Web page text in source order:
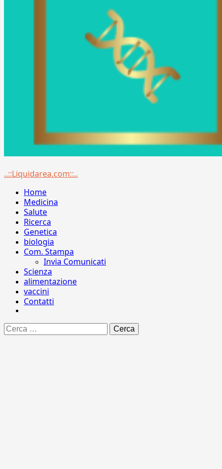
Menu
..::Liquidarea.com::..
Home
Medicina
Salute
Ricerca
Genetica
biologia
Com. Stampa
Invia Comunicati
Scienza
alimentazione
vaccini
Contatti
Ricerca
per: